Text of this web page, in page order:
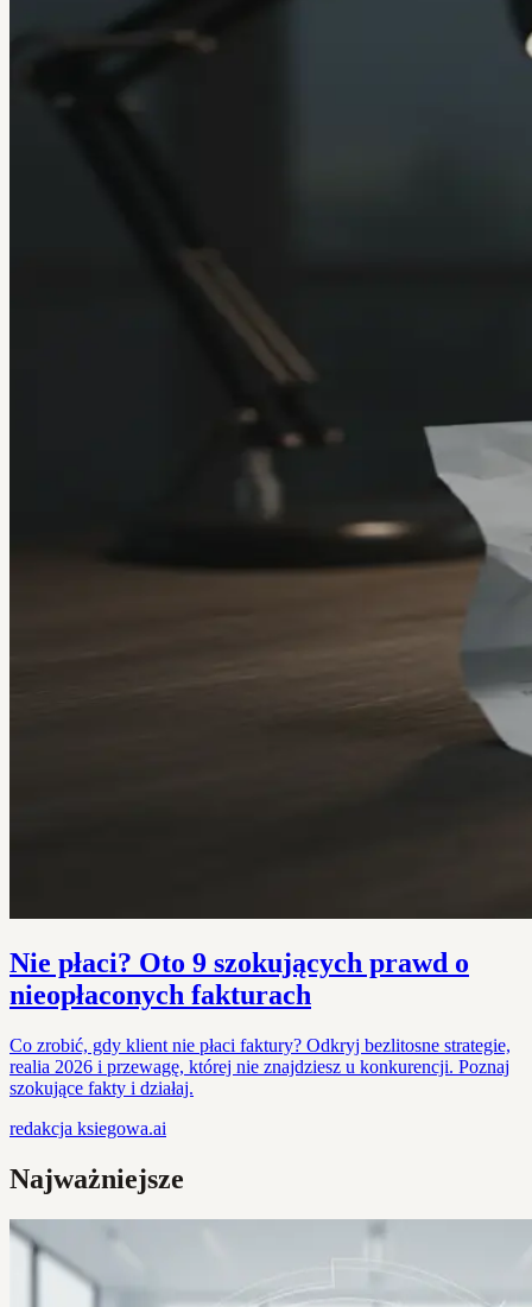
Nie płaci? Oto 9 szokujących prawd o
nieopłaconych fakturach
Co zrobić, gdy klient nie płaci faktury? Odkryj bezlitosne strategie,
realia 2026 i przewagę, której nie znajdziesz u konkurencji. Poznaj
szokujące fakty i działaj.
redakcja ksiegowa.ai
Najważniejsze